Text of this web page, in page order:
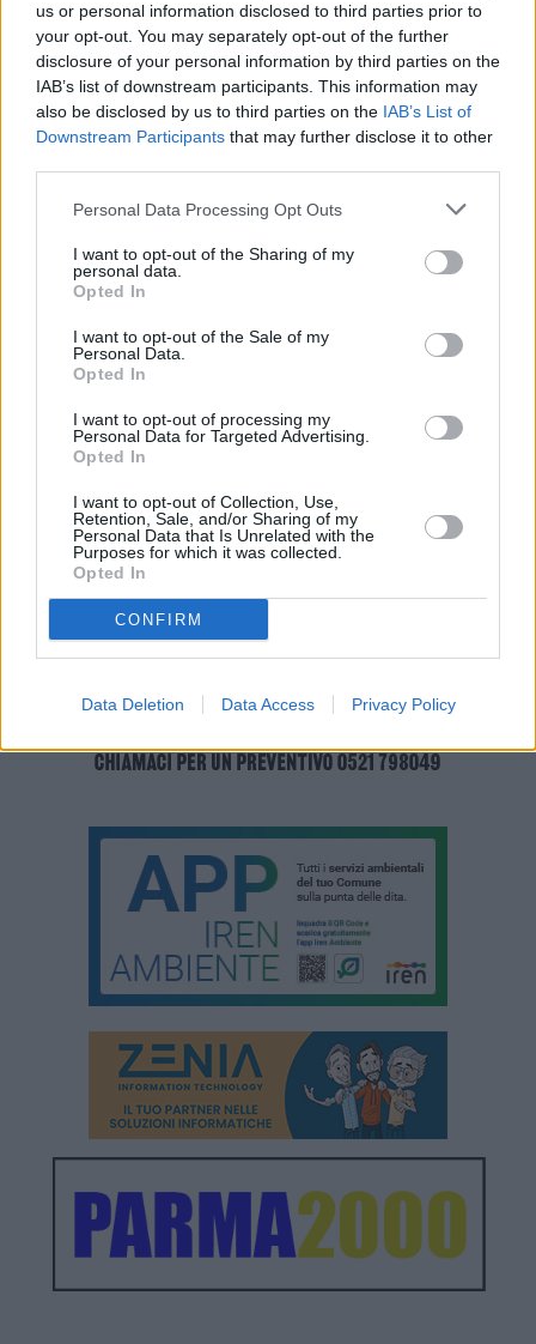
us or personal information disclosed to third parties prior to
your opt-out. You may separately opt-out of the further
disclosure of your personal information by third parties on the
IAB’s list of downstream participants. This information may
also be disclosed by us to third parties on the IAB’s List of
Downstream Participants that may further disclose it to other
Personal Data Processing Opt Outs
I want to opt-out of the Sharing of my
personal data.
Opted In
I want to opt-out of the Sale of my
Personal Data.
Opted In
I want to opt-out of processing my
Personal Data for Targeted Advertising.
Opted In
I want to opt-out of Collection, Use,
Retention, Sale, and/or Sharing of my
Personal Data that Is Unrelated with the
Purposes for which it was collected.
Opted In
CONFIRM
Data Deletion Data Access Privacy Policy
Oltre alla protezione definitiva delle fondazioni del ponte lato
Fellegara, oggetto di ripetute erosioni in occasioni delle piene del
torrente, ha comportato la sostituzione della barriera di protezione
della sponda fluviale, danneggiata e ammalorata, collocata su
entrambi gli accessi alla passarella pedonale, con elementi in
Nasciuti – per proteggere il corso del fiume con l’obiettivo di
cercare soluzioni durevoli che tengano conto delle frequenti piene
del nostro torrente degli ultimi mesi, ma anche di pensare alla
sistemazione definitiva e alla messa in sicurezza di un
camminamento amato da moltissimi scandianesi. Significativo poi
che i lavori siano stati completati in meno tempo del previsto”.